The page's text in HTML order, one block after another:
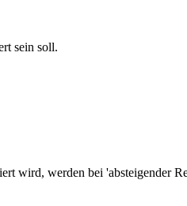
sein soll.
wird, werden bei 'absteigender